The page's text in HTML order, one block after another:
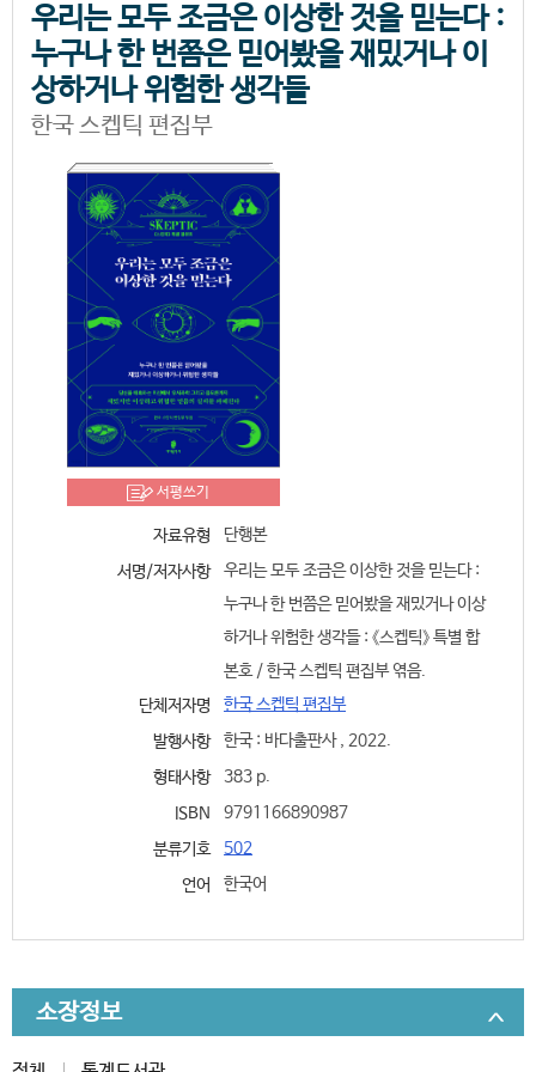
우리는 모두 조금은 이상한 것을 믿는다 :
누구나 한 번쯤은 믿어봤을 재밌거나 이
상하거나 위험한 생각들
한국 스켑틱 편집부
서평쓰기
자료유형
단행본
서명/저자사항
우리는 모두 조금은 이상한 것을 믿는다 :
누구나 한 번쯤은 믿어봤을 재밌거나 이상
하거나 위험한 생각들 : 《스켑틱》 특별 합
본호 / 한국 스켑틱 편집부 엮음.
단체저자명
한국 스켑틱 편집부
발행사항
한국 : 바다출판사 , 2022.
형태사항
383 p.
ISBN
9791166890987
분류기호
502
언어
한국어
소장정보